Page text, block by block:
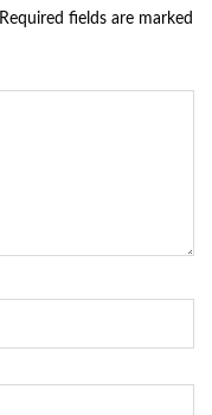
Required fields are marked